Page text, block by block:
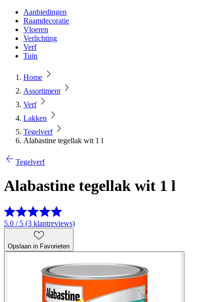
Aanbiedingen
Raamdecoratie
Vloeren
Verlichting
Verf
Tuin
Home
Assortiment
Verf
Lakken
Tegelverf
Alabastine tegellak wit 1 l
Tegelverf
Alabastine tegellak wit 1 l
5.0 / 5 (3 klantreviews)
Opslaan in Favorieten